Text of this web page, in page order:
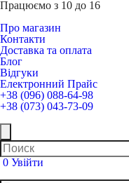
Працюємо з 10 до 16
Про магазин
Контакти
Доставка та оплата
Блог
Відгуки
Електронний Прайс
+38 (096) 088-64-98
+38 (073) 043-73-09
0 Увійти